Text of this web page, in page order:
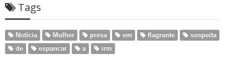
Tags
Notícia Mulher presa em flagrante
suspeita
de
espancar a irm